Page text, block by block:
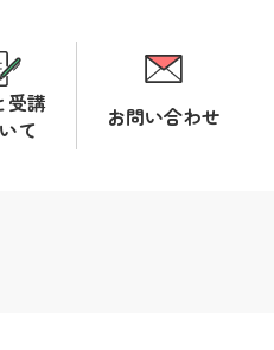
受講
て
お問い合わせ